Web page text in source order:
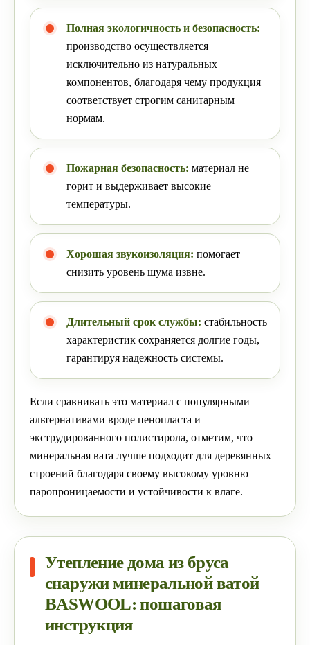
Полная экологичность и безопасность:
производство осуществляется
исключительно из натуральных
компонентов, благодаря чему продукция
соответствует строгим санитарным
нормам.
Пожарная безопасность: материал не
горит и выдерживает высокие
температуры.
Хорошая звукоизоляция: помогает
снизить уровень шума извне.
Длительный срок службы: стабильность
характеристик сохраняется долгие годы,
гарантируя надежность системы.
Если сравнивать это материал с популярными
альтернативами вроде пенопласта и
экструдированного полистирола, отметим, что
минеральная вата лучше подходит для деревянных
строений благодаря своему высокому уровню
паропроницаемости и устойчивости к влаге.
Утепление дома из бруса
снаружи минеральной ватой
BASWOOL: пошаговая
инструкция